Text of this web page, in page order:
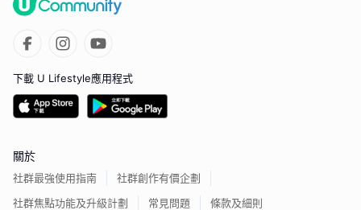
下載 U Lifestyle應用程式
關於
社群最強使用指南
社群創作有價企劃
社群焦點功能及升級計劃
常見問題 條款及細則